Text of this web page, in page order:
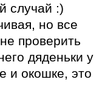
случай :)
но все
проверить
дяденьки у
и окошке, это